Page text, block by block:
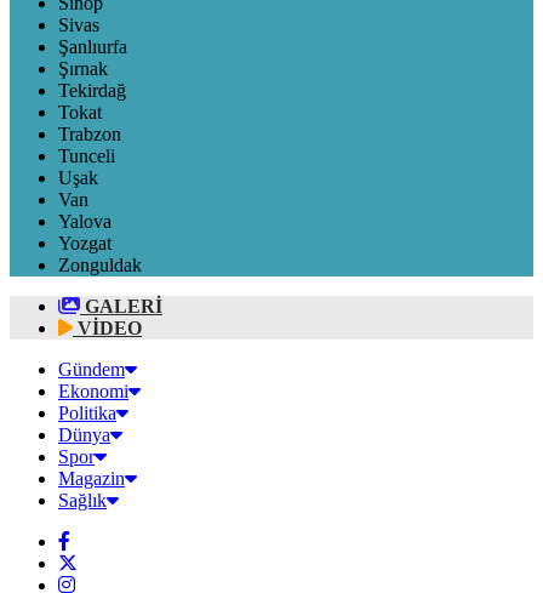
Sivas
Şanlıurfa
Şırnak
Tekirdağ
Tokat
Trabzon
Tunceli
Uşak
Van
Yalova
Yozgat
Zonguldak
GALERİ
VİDEO
Gündem
Ekonomi
Politika
Dünya
Spor
Magazin
Sağlık